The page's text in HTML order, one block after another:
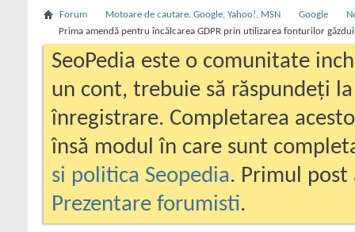
Forum Motoare de cautare. Google, Yahoo!, MSN Google
Prima amendă pentru încălcarea GDPR prin utilizarea fonturilor
SeoPedia este o comunitate
un cont, trebuie să răspundeți
înregistrare. Completarea
însă modul în care sunt
si politica Seopedia. Primul
Prezentare forumisti.